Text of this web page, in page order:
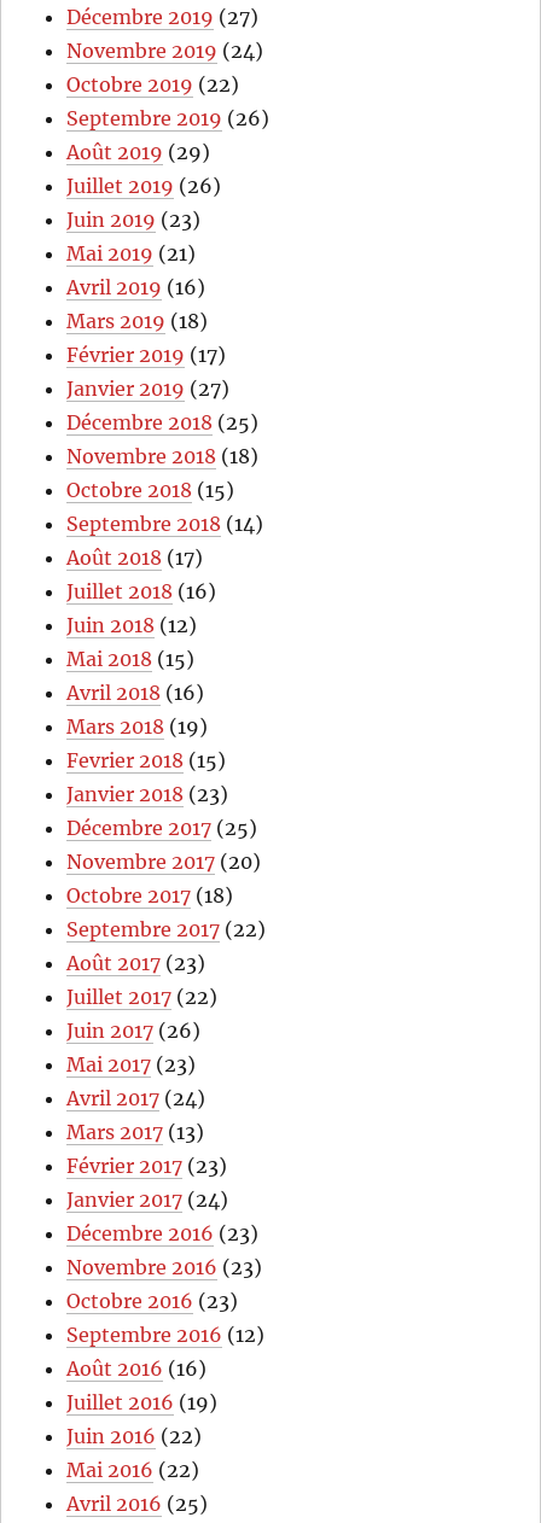
Décembre 2019 (27)
Novembre 2019 (24)
Octobre 2019 (22)
Septembre 2019 (26)
Août 2019 (29)
Juillet 2019 (26)
Juin 2019 (23)
Mai 2019 (21)
Avril 2019 (16)
Mars 2019 (18)
Février 2019 (17)
Janvier 2019 (27)
Décembre 2018 (25)
Novembre 2018 (18)
Octobre 2018 (15)
Septembre 2018 (14)
Août 2018 (17)
Juillet 2018 (16)
Juin 2018 (12)
Mai 2018 (15)
Avril 2018 (16)
Mars 2018 (19)
Fevrier 2018 (15)
Janvier 2018 (23)
Décembre 2017 (25)
Novembre 2017 (20)
Octobre 2017 (18)
Septembre 2017 (22)
Août 2017 (23)
Juillet 2017 (22)
Juin 2017 (26)
Mai 2017 (23)
Avril 2017 (24)
Mars 2017 (13)
Février 2017 (23)
Janvier 2017 (24)
Décembre 2016 (23)
Novembre 2016 (23)
Octobre 2016 (23)
Septembre 2016 (12)
Août 2016 (16)
Juillet 2016 (19)
Juin 2016 (22)
Mai 2016 (22)
Avril 2016 (25)